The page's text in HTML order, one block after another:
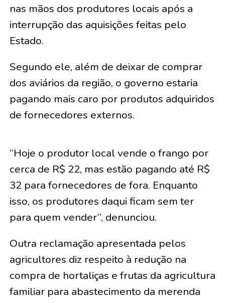
nas mãos dos produtores locais após a
interrupção das aquisições feitas pelo
Estado.
Segundo ele, além de deixar de comprar
dos aviários da região, o governo estaria
pagando mais caro por produtos adquiridos
de fornecedores externos.
“Hoje o produtor local vende o frango por
cerca de R$ 22, mas estão pagando até R$
32 para fornecedores de fora. Enquanto
isso, os produtores daqui ficam sem ter
para quem vender”, denunciou.
Outra reclamação apresentada pelos
agricultores diz respeito à redução na
compra de hortaliças e frutas da agricultura
familiar para abastecimento da merenda